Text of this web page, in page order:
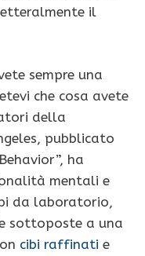
il
sempre una
che cosa avete
della
pubblicato
ha
mentali e
da laboratorio,
sottoposte a una
cibi raffinati e